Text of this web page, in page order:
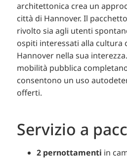
architettonica crea un
città di Hannover. Il
rivolto sia agli utenti
ospiti interessati alla cultura
Hannover nella sua
mobilità pubblica
consentono un uso
offerti.
Servizio a
2 pernottamenti in